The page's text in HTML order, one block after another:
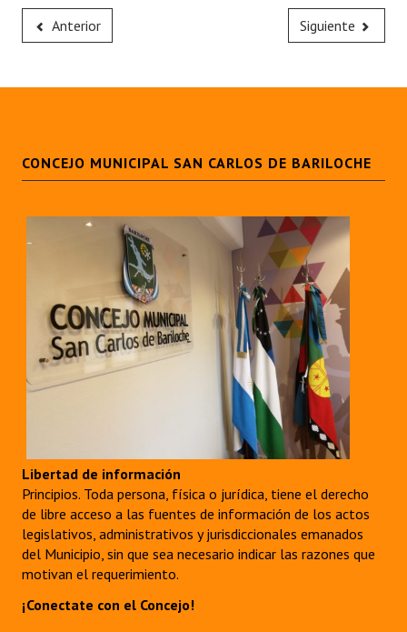
Anterior Siguiente
CONCEJO MUNICIPAL SAN CARLOS DE BARILOCHE
Libertad de información
Principios. Toda persona, física o jurídica, tiene el derecho
de libre acceso a las fuentes de información de los actos
legislativos, administrativos y jurisdiccionales emanados
del Municipio, sin que sea necesario indicar las razones que
motivan el requerimiento.
¡Conectate con el Concejo!